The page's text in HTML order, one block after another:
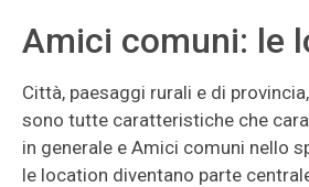
Amici comuni: le
Città, paesaggi rurali e di
sono tutte caratteristiche che
in generale e Amici comuni nello
le location diventano parte